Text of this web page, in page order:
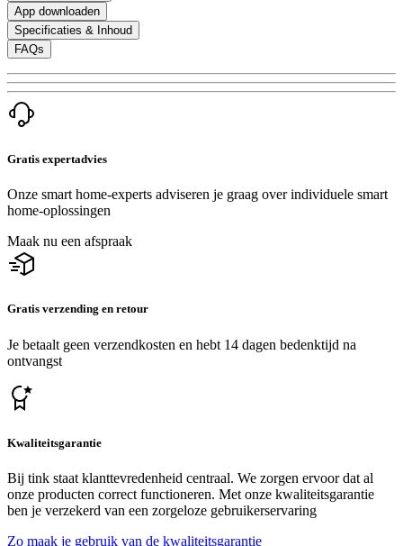
App downloaden
Specificaties & Inhoud
FAQs
Gratis expertadvies
Onze smart home-experts adviseren je graag over individuele smart
home-oplossingen
Maak nu een afspraak
Gratis verzending en retour
Je betaalt geen verzendkosten en hebt 14 dagen bedenktijd na
ontvangst
Kwaliteitsgarantie
Bij tink staat klanttevredenheid centraal. We zorgen ervoor dat al
onze producten correct functioneren. Met onze kwaliteitsgarantie
ben je verzekerd van een zorgeloze gebruikerservaring
Zo maak je gebruik van de kwaliteitsgarantie